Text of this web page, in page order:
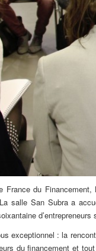
France du
salle San Subra a
d’entrepreneurs
exceptionnel : la
du financement et